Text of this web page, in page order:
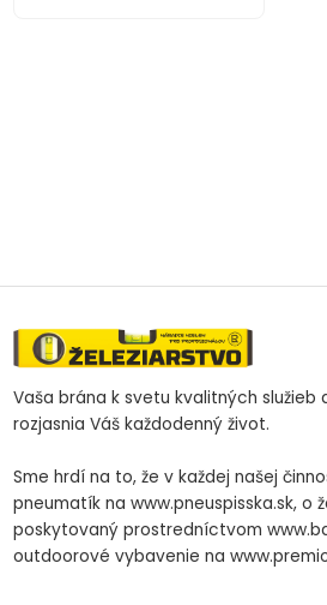
Vaša brána k svetu kvalitných služieb
rozjasnia Váš každodenný život.
Sme hrdí na to, že v každej našej
pneumatík na www.pneuspisska.sk, o
poskytovaný prostredníctvom
outdoorové vybavenie na